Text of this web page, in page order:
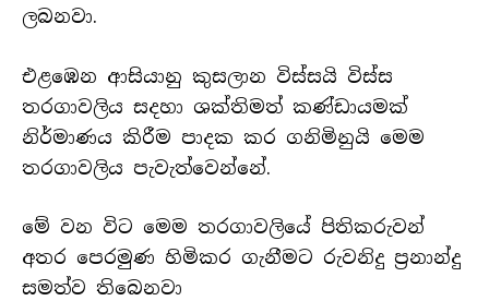
ලබනවා.
එළඹෙන ආසියානු කුසලාන විස්සයි විස්ස
තරගාවලිය සදහා ශක්තිමත් කණ්ඩායමක්
නිර්මාණය කිරීම පාදක කර ගනිමිනුයි මෙම
තරගාවලිය පැවැත්වෙන්නේ.
මේ වන විට මෙම තරගාවලියේ පිතිකරුවන්
අතර පෙරමුණ හිමිකර ගැනීමට රුවනිදු ප්‍රනාන්දු
සමත්ව තිබෙනවා